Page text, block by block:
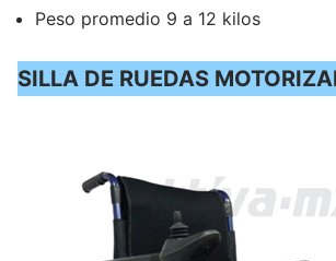
Peso promedio 9 a 12 kilos
SILLA DE RUEDAS